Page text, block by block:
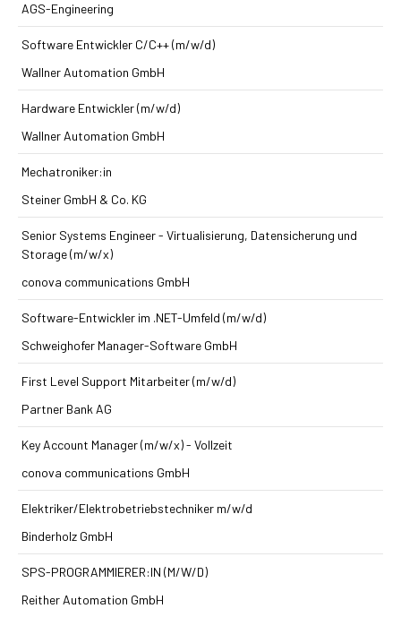
AGS-Engineering
Software Entwickler C/C++ (m/w/d)
Wallner Automation GmbH
Hardware Entwickler (m/w/d)
Wallner Automation GmbH
Mechatroniker:in
Steiner GmbH & Co. KG
Senior Systems Engineer - Virtualisierung, Datensicherung und
Storage (m/w/x)
conova communications GmbH
Software-Entwickler im .NET-Umfeld (m/w/d)
Schweighofer Manager-Software GmbH
First Level Support Mitarbeiter (m/w/d)
Partner Bank AG
Key Account Manager (m/w/x) - Vollzeit
conova communications GmbH
Elektriker/Elektrobetriebstechniker m/w/d
Binderholz GmbH
SPS-PROGRAMMIERER:IN (M/W/D)
Reither Automation GmbH